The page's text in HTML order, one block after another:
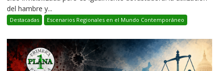
del hambre y...
Destacadas Escenarios Regionales en el Mundo Contemporáneo